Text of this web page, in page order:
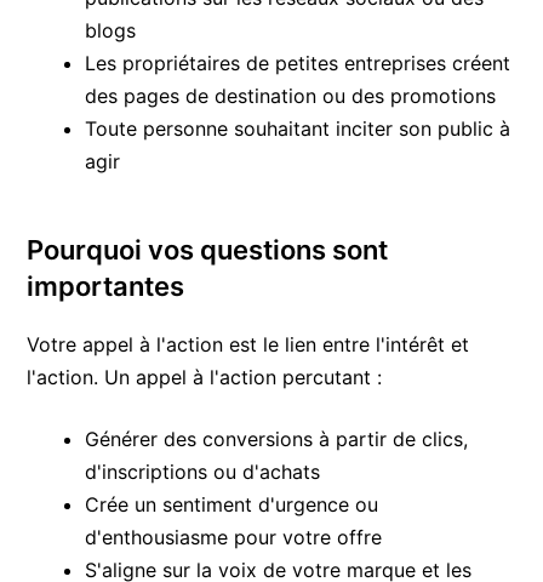
blogs
Les propriétaires de petites entreprises créent
des pages de destination ou des promotions
Toute personne souhaitant inciter son public à
agir
Pourquoi vos questions sont
importantes
Votre appel à l'action est le lien entre l'intérêt et
l'action. Un appel à l'action percutant :
Générer des conversions à partir de clics,
d'inscriptions ou d'achats
Crée un sentiment d'urgence ou
d'enthousiasme pour votre offre
S'aligne sur la voix de votre marque et les